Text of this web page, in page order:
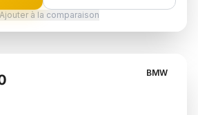
Ajouter à la comparaison
BMW